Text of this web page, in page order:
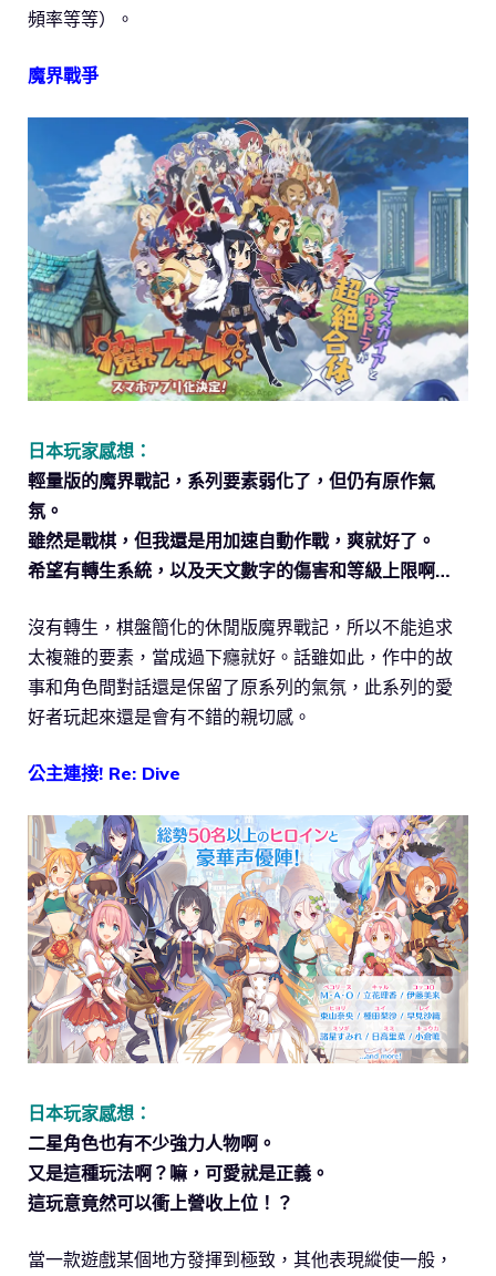
頻率等等）。
魔界戰爭
日本玩家感想：
輕量版的魔界戰記，系列要素弱化了，但仍有原作氣
氛。
雖然是戰棋，但我還是用加速自動作戰，爽就好了。
希望有轉生系統，以及天文數字的傷害和等級上限啊…
沒有轉生，棋盤簡化的休閒版魔界戰記，所以不能追求
太複雜的要素，當成過下癮就好。話雖如此，作中的故
事和角色間對話還是保留了原系列的氣氛，此系列的愛
好者玩起來還是會有不錯的親切感。
公主連接! Re: Dive
日本玩家感想：
二星角色也有不少強力人物啊。
又是這種玩法啊？嘛，可愛就是正義。
這玩意竟然可以衝上營收上位！？
當一款遊戲某個地方發揮到極致，其他表現縱使一般，